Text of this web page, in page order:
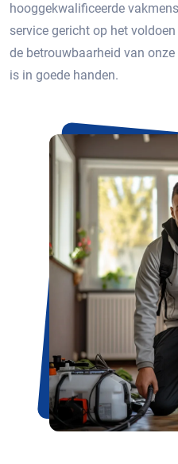
hooggekwalificeerde
service gericht op het
de betrouwbaarheid van
is in goede handen.